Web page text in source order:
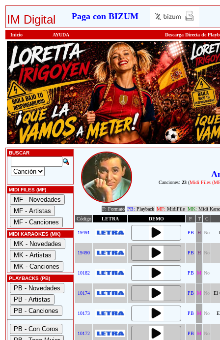
IM Digital Paga con BIZUM
Inicio AYUDA Descarga Directa de
BUSCAR
MIDI FILES (MF)
MIDI KARAOKES (MK)
PLAYBACKS (PB)
Canciones: 23 (Midi Files
F: Formato PB: Playback MF: MidiFile MK: Midi
Código
LETRA DEMO F T C
19491 PB H No
19490 PB H No
10182 PB M No
10174 PB M No El
10173 PB M No
10172 PB M No